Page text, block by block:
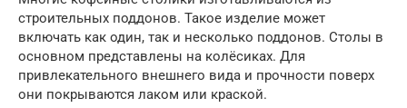
строительных поддонов. Такое изделие может
включать как один, так и несколько поддонов. Столы в
основном представлены на колёсиках. Для
привлекательного внешнего вида и прочности поверх
они покрываются лаком или краской.